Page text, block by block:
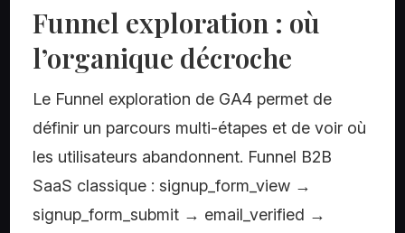
Funnel exploration : où
l’organique décroche
Le Funnel exploration de GA4 permet de
définir un parcours multi-étapes et de voir où
les utilisateurs abandonnent. Funnel B2B
SaaS classique : signup_form_view →
signup_form_submit → email_verified →